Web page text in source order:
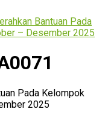
Bantuan Pada
– Desember 2025